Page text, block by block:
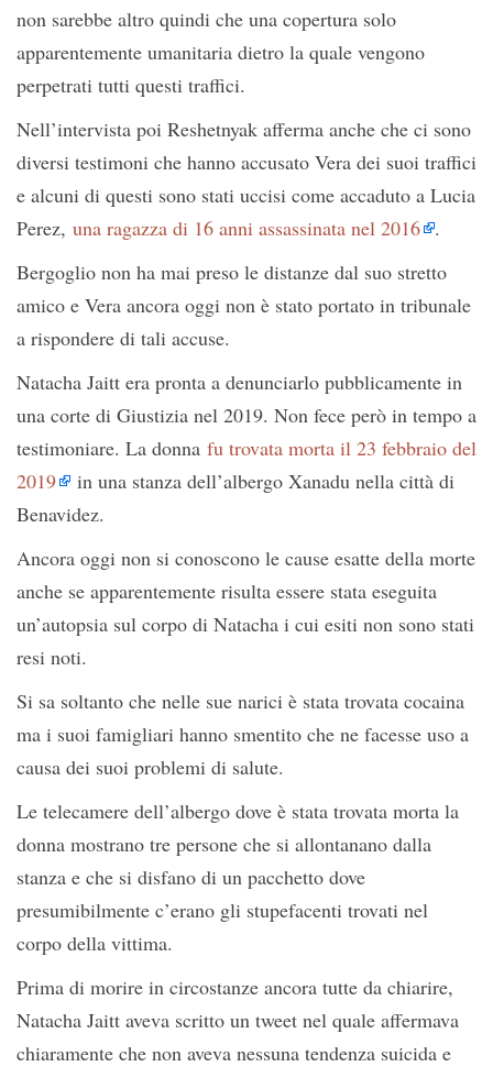
non sarebbe altro quindi che una copertura solo
apparentemente umanitaria dietro la quale vengono
perpetrati tutti questi traffici.
Nell’intervista poi Reshetnyak afferma anche che ci sono
diversi testimoni che hanno accusato Vera dei suoi traffici
e alcuni di questi sono stati uccisi come accaduto a Lucia
Perez, una ragazza di 16 anni assassinata nel 2016 .
Bergoglio non ha mai preso le distanze dal suo stretto
amico e Vera ancora oggi non è stato portato in tribunale
a rispondere di tali accuse.
Natacha Jaitt era pronta a denunciarlo pubblicamente in
una corte di Giustizia nel 2019. Non fece però in tempo a
testimoniare. La donna fu trovata morta il 23 febbraio del
2019
in una stanza dell’albergo Xanadu nella città di
Benavidez.
Ancora oggi non si conoscono le cause esatte della morte
anche se apparentemente risulta essere stata eseguita
un’autopsia sul corpo di Natacha i cui esiti non sono stati
resi noti.
Si sa soltanto che nelle sue narici è stata trovata cocaina
ma i suoi famigliari hanno smentito che ne facesse uso a
causa dei suoi problemi di salute.
Le telecamere dell’albergo dove è stata trovata morta la
donna mostrano tre persone che si allontanano dalla
stanza e che si disfano di un pacchetto dove
presumibilmente c’erano gli stupefacenti trovati nel
corpo della vittima.
Prima di morire in circostanze ancora tutte da chiarire,
Natacha Jaitt aveva scritto un tweet nel quale affermava
chiaramente che non aveva nessuna tendenza suicida e